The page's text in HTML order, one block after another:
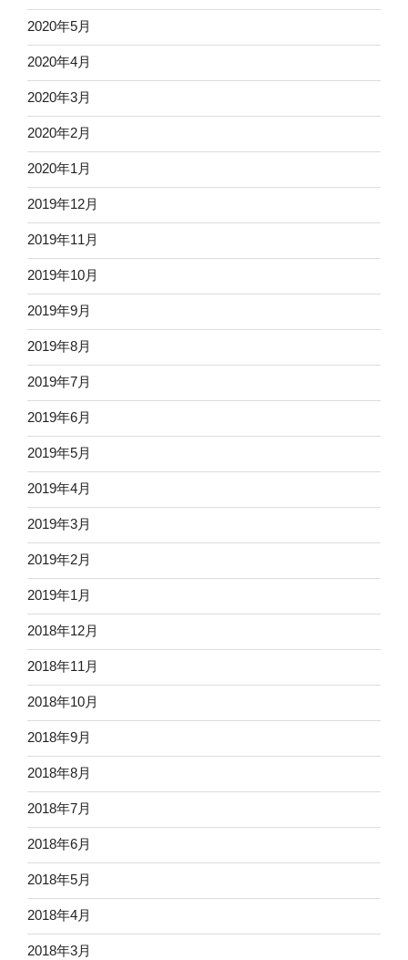
2020年5月
2020年4月
2020年3月
2020年2月
2020年1月
2019年12月
2019年11月
2019年10月
2019年9月
2019年8月
2019年7月
2019年6月
2019年5月
2019年4月
2019年3月
2019年2月
2019年1月
2018年12月
2018年11月
2018年10月
2018年9月
2018年8月
2018年7月
2018年6月
2018年5月
2018年4月
2018年3月